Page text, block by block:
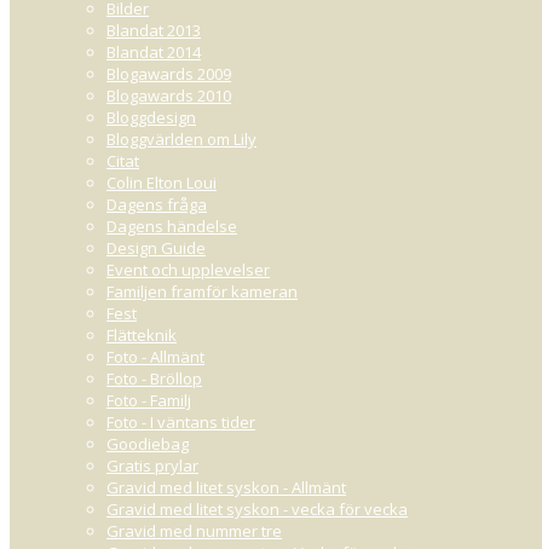
Bilder
Blandat 2013
Blandat 2014
Blogawards 2009
Blogawards 2010
Bloggdesign
Bloggvärlden om Lily
Citat
Colin Elton Loui
Dagens fråga
Dagens händelse
Design Guide
Event och upplevelser
Familjen framför kameran
Fest
Flätteknik
Foto - Allmänt
Foto - Bröllop
Foto - Familj
Foto - I väntans tider
Goodiebag
Gratis prylar
Gravid med litet syskon - Allmänt
Gravid med litet syskon - vecka för vecka
Gravid med nummer tre